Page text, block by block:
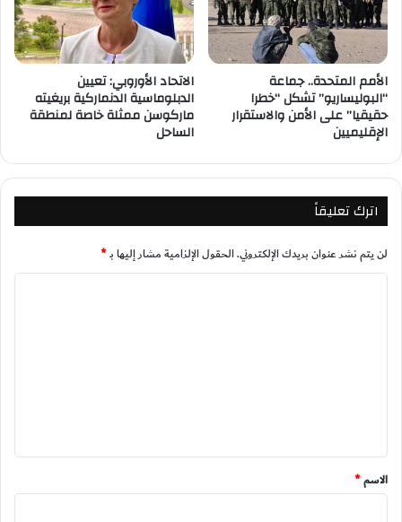
الأمم المتحدة.. جماعة
“البوليساريو” تشكل “خطرا
حقيقيا” على الأمن والاستقرار
الإقليميين
الاتحاد الأوروبي: تعيين
الدبلوماسية الدنماركية بريغيته
ماركوسن ممثلة خاصة لمنطقة
الساحل
اترك تعليقاً
لن يتم نشر عنوان بريدك الإلكتروني.الحقول الإلزامية مشار إليها بـ*
*
الاسم*